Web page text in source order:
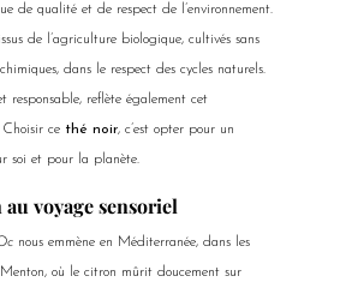
de qualité et de respect de l’environnement.
de l’agriculture biologique, cultivés sans
dans le respect des cycles naturels.
responsable, reflète également cet
ce thé noir, c’est opter pour un
soi et pour la planète.
voyage sensoriel
nous emmène en Méditerranée, dans les
où le citron mûrit doucement sur